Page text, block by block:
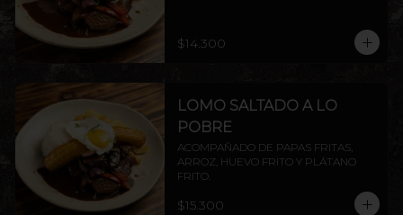
$14.300
LOMO SALTADO A LO
POBRE
ACOMPAÑADO DE PAPAS FRITAS,
ARROZ, HUEVO FRITO Y PLÁTANO
FRITO.
$15.300